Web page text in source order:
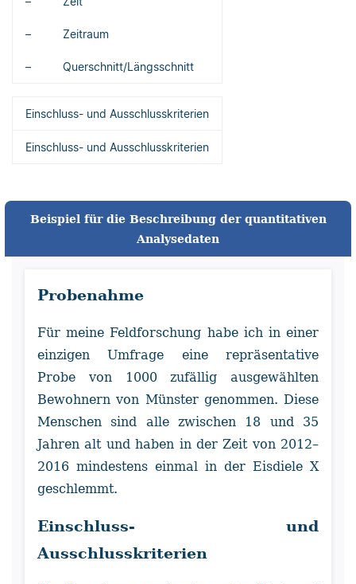
– Zeitraum
– Querschnitt/Längsschnitt
Einschluss- und Ausschlusskriterien
Einschluss- und Ausschlusskriterien
Beispiel für die Beschreibung der quantitativen
Analysedaten
Probenahme
Für meine Feldforschung habe ich in einer
einzigen Umfrage eine repräsentative
Probe von 1000 zufällig ausgewählten
Bewohnern von Münster genommen. Diese
Menschen sind alle zwischen 18 und 35
Jahren alt und haben in der Zeit von 2012–
2016 mindestens einmal in der Eisdiele X
geschlemmt.
Einschluss- und
Ausschlusskriterien